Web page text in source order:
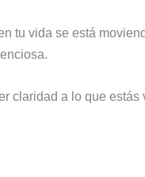
tu vida se está
claridad a lo que